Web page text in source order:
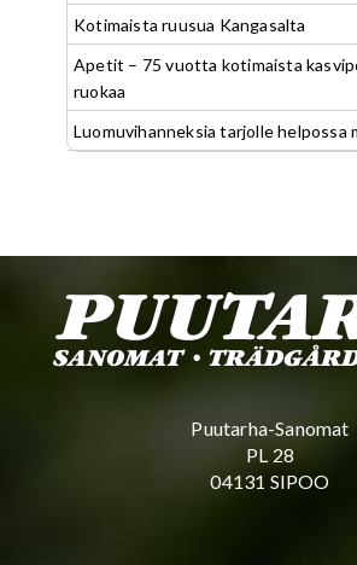
Kotimaista ruusua Kangasalta
Apetit – 75 vuotta kotimaista
ruokaa
Luomuvihanneksia tarjolle helpossa
Puutarha-Sanomat
PL 28
04131 SIPOO